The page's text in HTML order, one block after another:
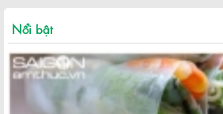
Nổi bật
Khu đô thị Thủ Thiêm sau hơn 20 năm quy hoạch